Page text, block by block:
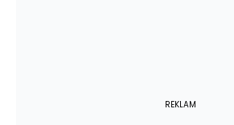
REKLAM